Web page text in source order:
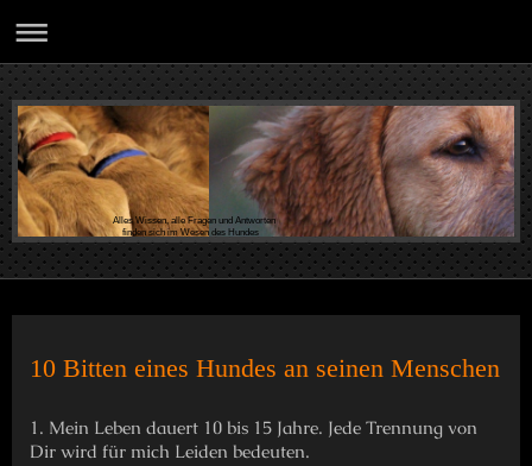
Alles Wissen, alle Fragen und Antworten
finden sich im Wesen des Hundes
10 Bitten eines Hundes an seinen Menschen
1. Mein Leben dauert 10 bis 15 Jahre. Jede Trennung von
Dir wird für mich Leiden bedeuten.